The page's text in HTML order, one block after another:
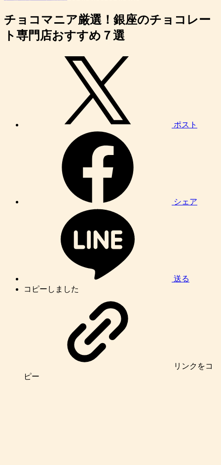
チョコマニア厳選！銀座のチョコレー
ト専門店おすすめ７選
ポスト
シェア
送る
コピーしました
リンク をコ
ピー